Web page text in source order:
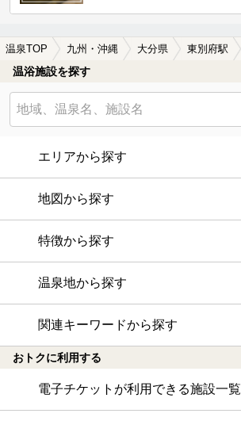
温泉TOP 九州・沖縄 大分県 東別府駅
温浴施設を探す
エリアから探す
地図から探す
特徴から探す
温泉地から探す
関連キーワードから探す
おトクに利用する
電子チケットが利用できる施設一覧